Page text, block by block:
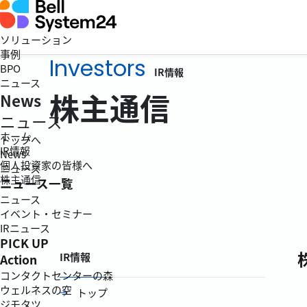
ソリューション
事例
BPO
ニュース
News
ニュース
トップへ
News
ニュース
ニュース一覧
ニュース
イベント・セミナー
IRニュース
PICK UP
Action
コンタクトセンターの森
ウェルネスの空
ジモタツ
Investors IR情報
株主通信
ホーム
IR情報
個人投資家の皆様へ
株主通信
IR情報
トップ